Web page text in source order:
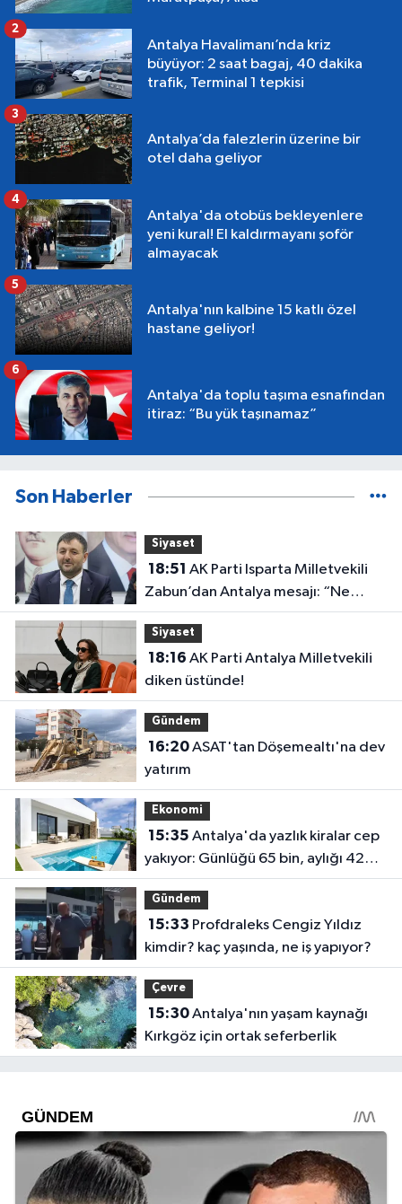
Antalya Havalimanı’nda kriz
büyüyor: 2 saat bagaj, 40 dakika
trafik, Terminal 1 tepkisi
2
Antalya’da falezlerin üzerine bir
otel daha geliyor
3
Antalya'da otobüs bekleyenlere
yeni kural! El kaldırmayanı şoför
almayacak
4
Antalya'nın kalbine 15 katlı özel
hastane geliyor!
5
Antalya'da toplu taşıma esnafından
itiraz: “Bu yük taşınamaz”
6
Son Haberler
Siyaset
18:51
Zabun’dan Antalya mesajı: “Ne
dediysek o”
Siyaset
18:16
diken üstünde!
Gündem
16:20ASAT'tan Döşemealtı'na dev
yatırım
Ekonomi
15:35
yakıyor: Günlüğü 65 bin, aylığı 425
bin!
Gündem
15:33
kimdir? kaç yaşında, ne iş yapıyor?
Çevre
15:30Antalya'nın yaşam kaynağı
Kırkgöz için ortak seferberlik